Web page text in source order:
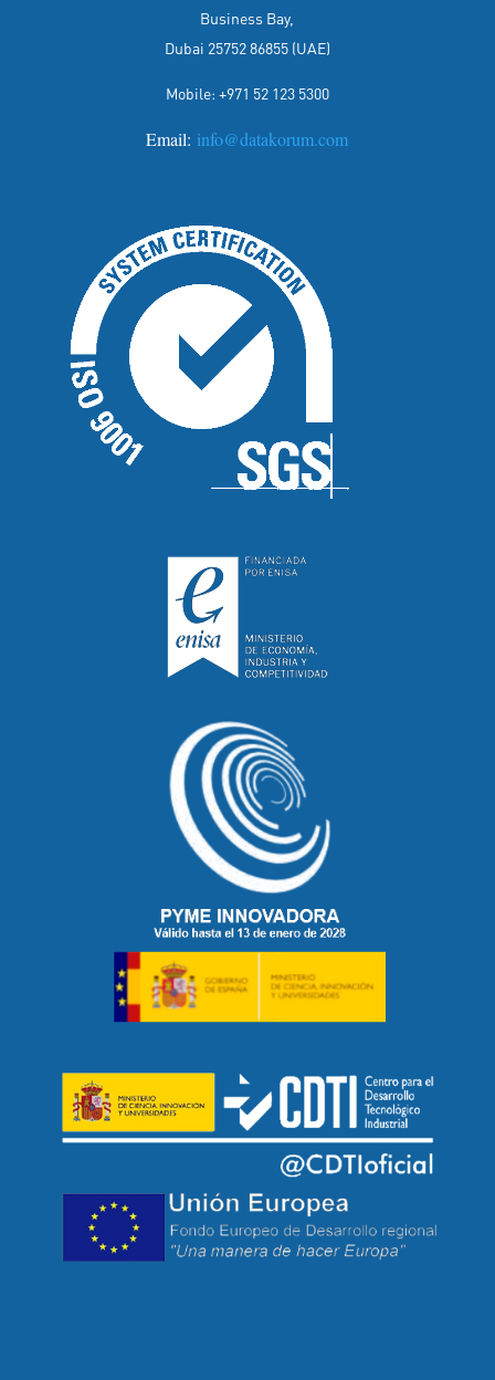
Business Bay,
Dubai 25752 86855 (UAE)
Mobile: +971 52 123 5300
Email: info@datakorum.com